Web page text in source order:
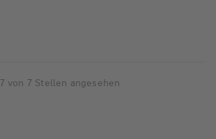
7 von 7 Stellen angesehen